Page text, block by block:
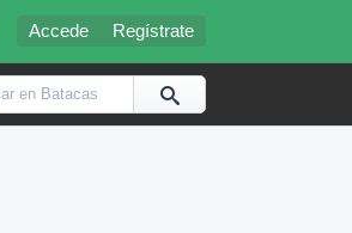
Accede Regístrate